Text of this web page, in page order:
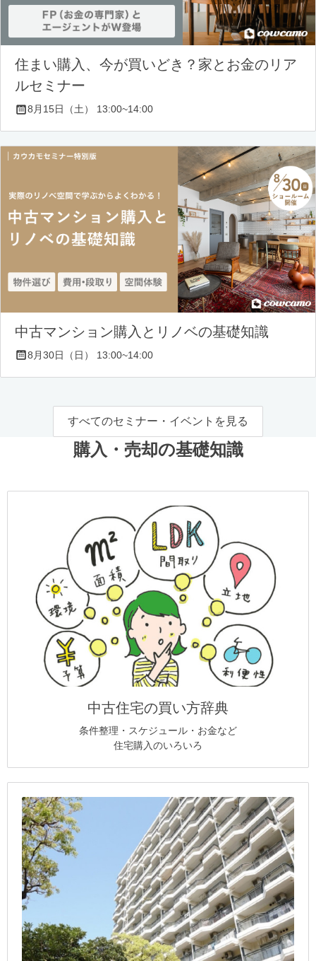
住まい購入、今が買いどき？家とお金のリア
ルセミナー
8月15日（土） 13:00~14:00
中古マンション購入とリノベの基礎知識
8月30日（日） 13:00~14:00
すべてのセミナー・イベントを見る
購入・売却の基礎知識
中古住宅の買い方辞典
条件整理・スケジュール・お金など
住宅購入のいろいろ